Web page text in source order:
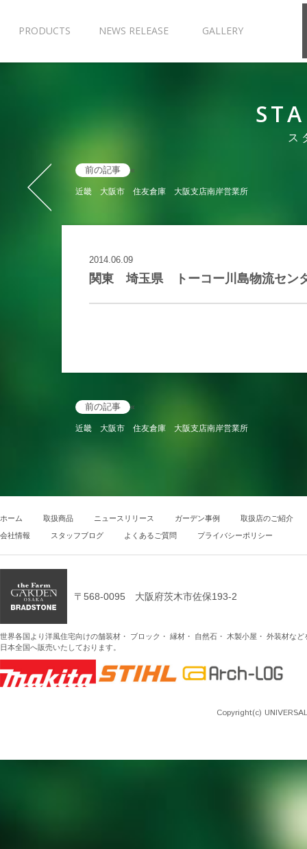
PRODUCTS NEWS RELEASE GALLERY
ス
前の記事 «
近畿 大阪市 住友倉庫 大阪支店南岸営業所
2014.06.09
関東 埼玉県 トーコー川島物流セン
前の記事 «
近畿 大阪市 住友倉庫 大阪支店南岸営業所
ホーム 取扱商品 ニュースリリース ガーデン事例 取扱店のご紹介
会社情報 スタッフブログ よくあるご質問 プライバシーポリシー
〒568-0095 大阪府茨木市佐保193-2
世界各国より洋風住宅向けの舗装材・ ブロック・ 縁材・ 自然石・ 木製小屋・ 外装材など
日本全国へ販売いたしております。
Copyright(c)